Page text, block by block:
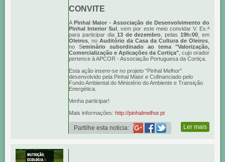
CONVITE
A Pinhal Maior - Associação de Desenvolvimento do
Pinhal Interior Sul , vem por este meio convidar V. Ex.ª
para participar dia 13 de dezembro , pelas19h:00 , em
Oleiros , no Auditório da Casa da Cultura de Oleiros
no Seminário subordinado ao tema "Valorização,
Comercialização e Aplicações da Cortiça" , cujo orador
pertence à APCOR - Associação Portuguesa da Cortiça.
Esta ação insere-se no projeto "Pinhal Melhor"
desenvolvido pela Pinhal Maior e Cofinanciado pelo
Fundo Ambiental do Ministério do Ambiente e Transição
Energética.
Venha participar!
Mais informações: http://pinhalmelhor.pt
Partilhe esta noticia: Ler mais